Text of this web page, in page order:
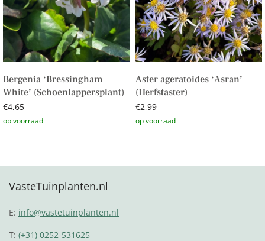
Bergenia ‘Bressingham
White’ (Schoenlappersplant)
€4,65
Aster ageratoides ‘Asran’
(Herfstaster)
€2,99
VasteTuinplanten.nl
E: info@vastetuinplanten.nl
T:(+31) 0252-531625